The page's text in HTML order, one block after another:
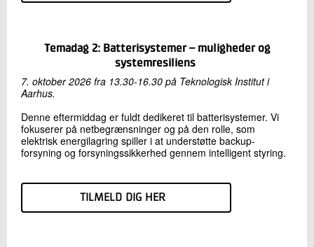
Temadag 2: Batterisystemer – muligheder og
systemresiliens
7. oktober 2026 fra 13.30-16.30 på Teknologisk Institut i
Aarhus.
Denne eftermiddag er fuldt dedikeret til batterisystemer. Vi
fokuserer på netbegrænsninger og på den rolle, som
elektrisk energilagring spiller i at understøtte backup-
forsyning og forsyningssikkerhed gennem intelligent styring.
TILMELD DIG HER